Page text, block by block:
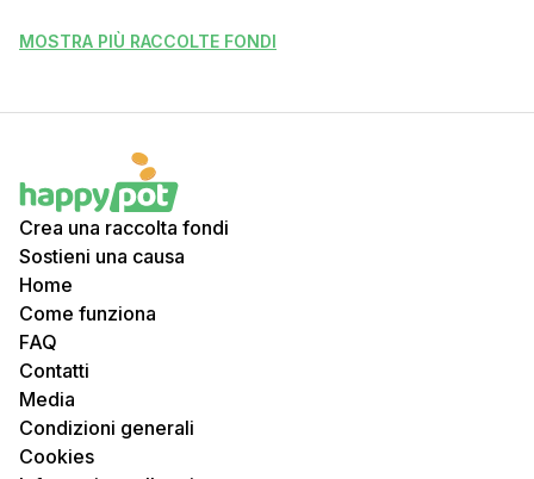
MOSTRA PIÙ RACCOLTE FONDI
Crea una raccolta fondi
Sostieni una causa
Home
Come funziona
FAQ
Contatti
Media
Condizioni generali
Cookies